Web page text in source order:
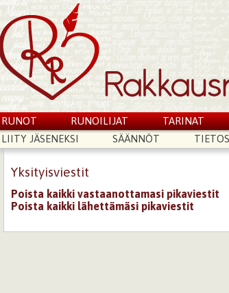
RUNOT RUNOILIJAT TARINAT
LIITY JÄSENEKSI
SÄÄNNÖT
Yksityisviestit
Poista kaikki vastaanottamasi pikaviestit
Poista kaikki lähettämäsi pikaviestit